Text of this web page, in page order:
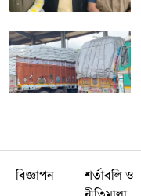
বিজ্ঞাপন
শর্তাবলি ও